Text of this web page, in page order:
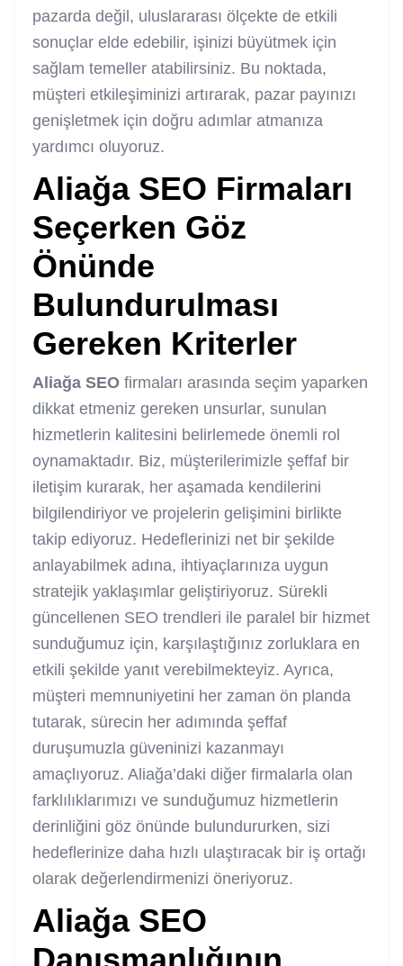
pazarda değil, uluslararası ölçekte de etkili
sonuçlar elde edebilir, işinizi büyütmek için
sağlam temeller atabilirsiniz. Bu noktada,
müşteri etkileşiminizi artırarak, pazar payınızı
genişletmek için doğru adımlar atmanıza
yardımcı oluyoruz.
Aliağa SEO Firmaları
Seçerken Göz
Önünde
Bulundurulması
Gereken Kriterler
Aliağa SEO firmaları arasında seçim yaparken
dikkat etmeniz gereken unsurlar, sunulan
hizmetlerin kalitesini belirlemede önemli rol
oynamaktadır. Biz, müşterilerimizle şeffaf bir
iletişim kurarak, her aşamada kendilerini
bilgilendiriyor ve projelerin gelişimini birlikte
takip ediyoruz. Hedeflerinizi net bir şekilde
anlayabilmek adına, ihtiyaçlarınıza uygun
stratejik yaklaşımlar geliştiriyoruz. Sürekli
güncellenen SEO trendleri ile paralel bir hizmet
sunduğumuz için, karşılaştığınız zorluklara en
etkili şekilde yanıt verebilmekteyiz. Ayrıca,
müşteri memnuniyetini her zaman ön planda
tutarak, sürecin her adımında şeffaf
duruşumuzla güveninizi kazanmayı
amaçlıyoruz. Aliağa’daki diğer firmalarla olan
farklılıklarımızı ve sunduğumuz hizmetlerin
derinliğini göz önünde bulundururken, sizi
hedeflerinize daha hızlı ulaştıracak bir iş ortağı
olarak değerlendirmenizi öneriyoruz.
Aliağa SEO